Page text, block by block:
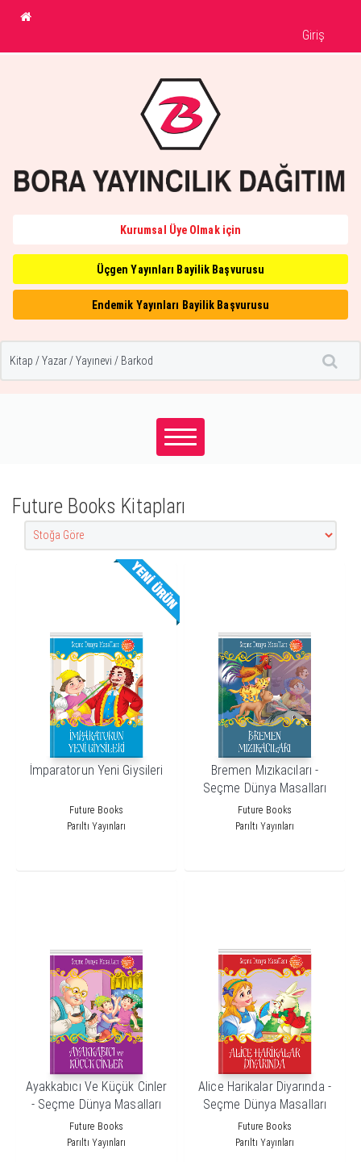
Giriş
Kurumsal Üye Olmak için
Üçgen Yayınları Bayilik Başvurusu
Endemik Yayınları Bayilik Başvurusu
Future Books Kitapları
İmparatorun Yeni Giysileri
Future Books
Parıltı Yayınları
Bremen Mızıkacıları -
Seçme Dünya Masalları
Future Books
Parıltı Yayınları
Ayakkabıcı Ve Küçük Cinler
- Seçme Dünya Masalları
Future Books
Parıltı Yayınları
Alice Harikalar Diyarında -
Seçme Dünya Masalları
Future Books
Parıltı Yayınları